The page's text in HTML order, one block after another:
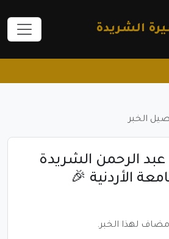
الشريدة
الخبر
عبد الرحمن الشريدة
الأردنية 🎉
لهذا الخبر.